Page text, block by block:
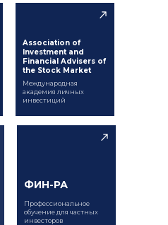
Association of
Investment and
Financial Advisers of
the Stock Market
Международная
академия личных
инвестиций
ФИН-РА
Профессиональное
обучение для частных
инвесторов